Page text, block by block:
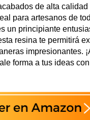
de alta
para artesanos de
un principiante
resina te permitirá
impresionantes.
forma a tus ideas